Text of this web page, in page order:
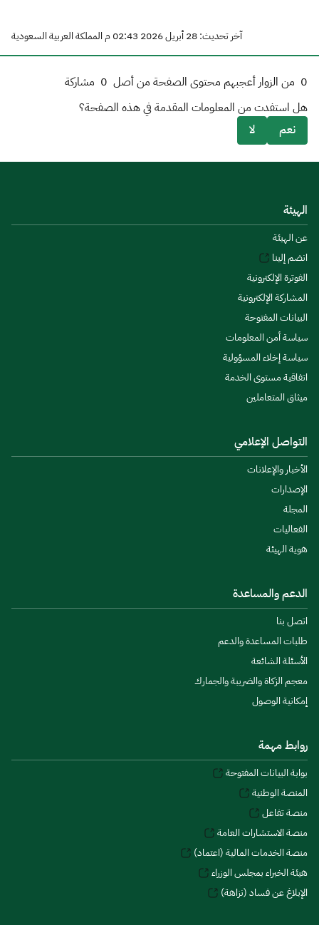
آخر تحديث: 28 أبريل 2026 02:43 م المملكة العربية السعودية
0 من الزوار أعجبهم محتوى الصفحة من أصل 0 مشاركة
هل استفدت من المعلومات المقدمة في هذه الصفحة؟
نعم
لا
الهيئة
عن الهيئة
انضم إلينا
الفوترة الإلكترونية
المشاركة الإلكترونية
البيانات المفتوحة
سياسة أمن المعلومات
سياسة إخلاء المسؤولية
اتفاقية مستوى الخدمة
ميثاق المتعاملين
التواصل الإعلامي
الأخبار والإعلانات
الإصدارات
المجلة
الفعاليات
هوية الهيئة
الدعم والمساعدة
اتصل بنا
طلبات المساعدة والدعم
الأسئلة الشائعة
معجم الزكاة والضريبة والجمارك
إمكانية الوصول
روابط مهمة
بوابة البيانات المفتوحة
المنصة الوطنية
منصة تفاعل
منصة الاستشارات العامة
منصة الخدمات المالية (اعتماد)
هيئة الخبراء بمجلس الوزراء
الإبلاغ عن فساد (نزاهة)